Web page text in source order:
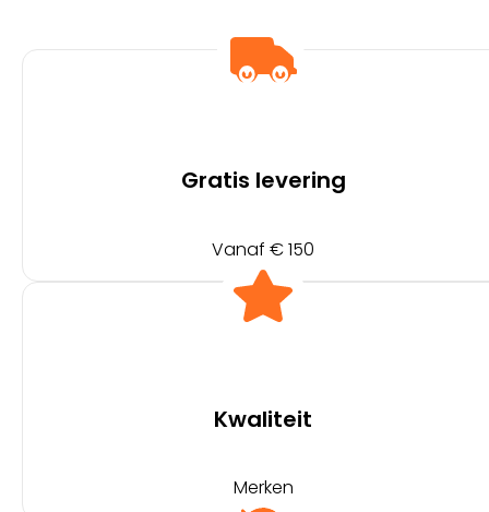
Gratis levering
Vanaf € 150
Kwaliteit
Merken